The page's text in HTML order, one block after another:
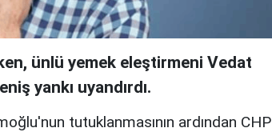
ünlü yemek eleştirmeni Vedat
yankı uyandırdı.
tutuklanmasının ardından CHP